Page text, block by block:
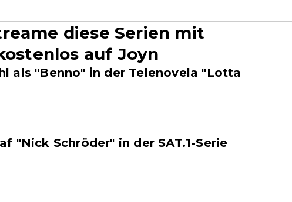
diese Serien mit
auf Joyn
als "Benno" in der Telenovela "Lotta
"Nick Schröder" in der SAT.1-Serie